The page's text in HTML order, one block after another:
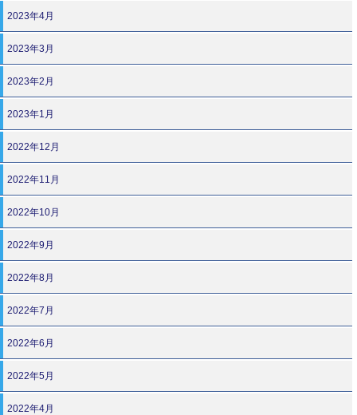
2023年4月
2023年3月
2023年2月
2023年1月
2022年12月
2022年11月
2022年10月
2022年9月
2022年8月
2022年7月
2022年6月
2022年5月
2022年4月